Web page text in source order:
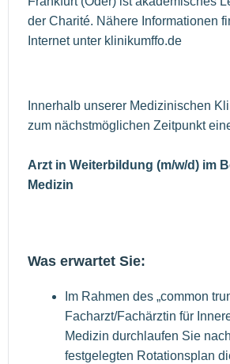
der Charité. Nähere Informationen
Internet unter klinikumffo.de
Innerhalb unserer Medizinischen
zum nächstmöglichen Zeitpunkt
Arzt in Weiterbildung (m/w/d) im
Medizin
Was erwartet Sie:
Im Rahmen des „common
Facharzt/Fachärztin für
Medizin durchlaufen Sie
festgelegten Rotationsplan